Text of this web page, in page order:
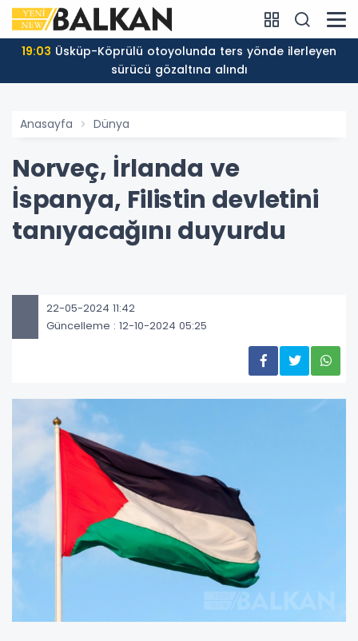
19:03
sürücü gözaltına alındı
Anasayfa Dünya
Norveç, İrlanda ve
İspanya, Filistin devletini
tanıyacağını duyurdu
22-05-2024 11:42
Güncelleme : 12-10-2024 05:25